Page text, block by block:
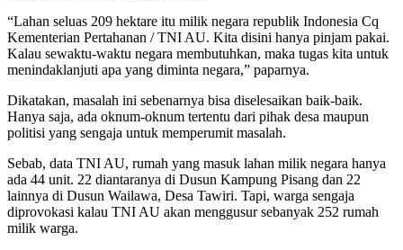
“Lahan seluas 209 hektare itu milik negara republik Indonesia Cq
Kementerian Pertahanan / TNI AU. Kita disini hanya pinjam pakai.
Kalau sewaktu-waktu negara membutuhkan, maka tugas kita untuk
menindaklanjuti apa yang diminta negara,” paparnya.
Dikatakan, masalah ini sebenarnya bisa diselesaikan baik-baik.
Hanya saja, ada oknum-oknum tertentu dari pihak desa maupun
politisi yang sengaja untuk memperumit masalah.
Sebab, data TNI AU, rumah yang masuk lahan milik negara hanya
ada 44 unit. 22 diantaranya di Dusun Kampung Pisang dan 22
lainnya di Dusun Wailawa, Desa Tawiri. Tapi, warga sengaja
diprovokasi kalau TNI AU akan menggusur sebanyak 252 rumah
milik warga.